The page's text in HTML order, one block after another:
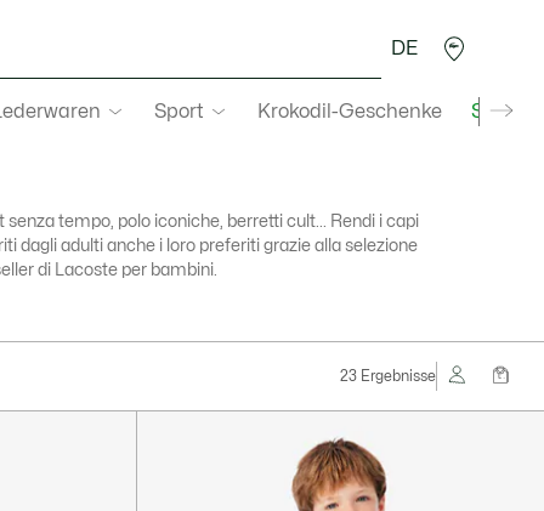
Sport Krokodil-Geschenke
DE
senza tempo, polo iconiche, berretti cult... Rendi i capi
dagli adulti anche i loro preferiti grazie alla selezione
di Lacoste per bambini.
23 Ergebnisse